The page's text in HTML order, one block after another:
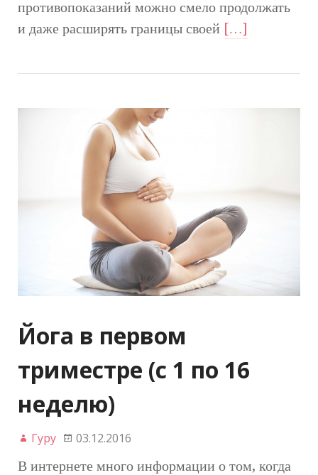
противопоказаний можно смело продолжать
и даже расширять границы своей […]
Йога в первом
триместре (с 1 по 16
неделю)
Гуру 03.12.2016
В интернете много информации о том, когда